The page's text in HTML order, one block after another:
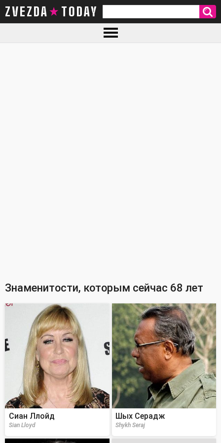
ZVEZDA TODAY
Знаменитости, которым сейчас 68 лет
Сиан Ллойд
Sian Lloyd
Шых Серадж
Shykh Seraj